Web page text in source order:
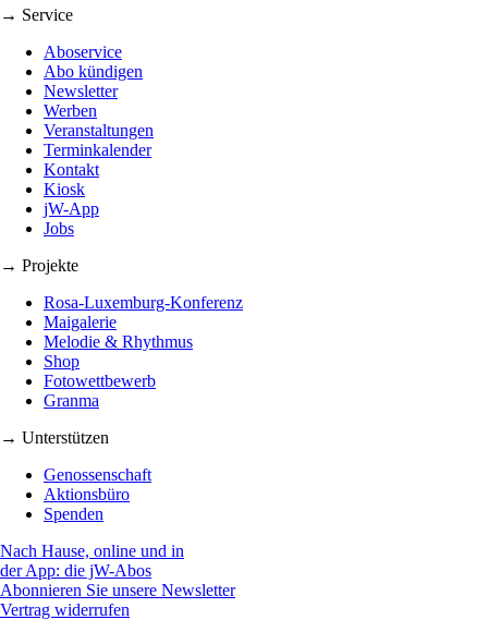
→ Service
Aboservice
Abo kündigen
Newsletter
Werben
Veranstaltungen
Terminkalender
Kontakt
Kiosk
jW-App
Jobs
→ Projekte
Rosa-Luxemburg-Konferenz
Maigalerie
Melodie & Rhythmus
Shop
Fotowettbewerb
Granma
→ Unterstützen
Genossenschaft
Aktionsbüro
Spenden
Nach Hause, online und in
der App: die jW-Abos
Abonnieren Sie unsere Newsletter
Vertrag widerrufen